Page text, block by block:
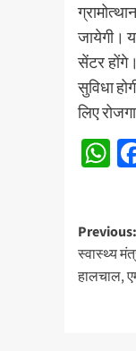
जायेगी।
सेंटर
सुविधा
लिए
Post
Previous:
स्वास्थ्य
हालचाल,